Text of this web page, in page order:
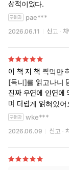
상적이었다.
pae***
2026.06.11 신고
이 책 저 책 찍먹만
[독니]를 읽고나니
진짜 우연에 인연에
며 더럽게 얽혀있어
그 중심엔 독니의 화
참 난년이다 싶으
이 X년아 소리가 절
진짜 인간은 변하는
변하면 죽을때 다된
wke***
2026.06.09 신고